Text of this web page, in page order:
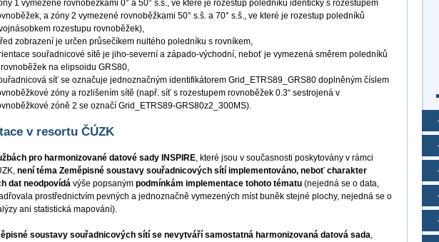
1 vymezené rovnoběžkami 0° a 50° s.š., ve které je rozestup poledníků identický s rozestupem
a zóny 2 vymezené rovnoběžkami 50° s.š. a 70° s.š., ve které je rozestup poledníků
rozestupu rovnoběžek),
zobrazení je určen průsečíkem nultého poledníku s rovníkem,
souřadnicové sítě je jiho-severní a západo-východní, neboť je vymezená směrem poledníků
na elipsoidu GRS80,
síť se označuje jednoznačným identifikátorem Grid_ETRS89_GRS80 doplněným číslem
zóny a rozlišením sítě (např. síť s rozestupem rovnoběžek 0.3“ sestrojená v
zóně 2 se označí Grid_ETRS89-GRS80z2_300MS).
v resortu ČÚZK
pro harmonizované datové sady INSPIRE, které jsou v současnosti poskytovány v rámci
není téma Zeměpisné soustavy souřadnicových sítí implementováno, neboť charakter
dat neodpovídá výše popsaným podmínkám implementace tohoto tématu (nejedná se o data,
prostřednictvím pevných a jednoznačně vymezených míst buněk stejné plochy, nejedná se o
ani statistická mapování).
soustavy souřadnicových sítí se nevytváří samostatná harmonizovaná datová sada,